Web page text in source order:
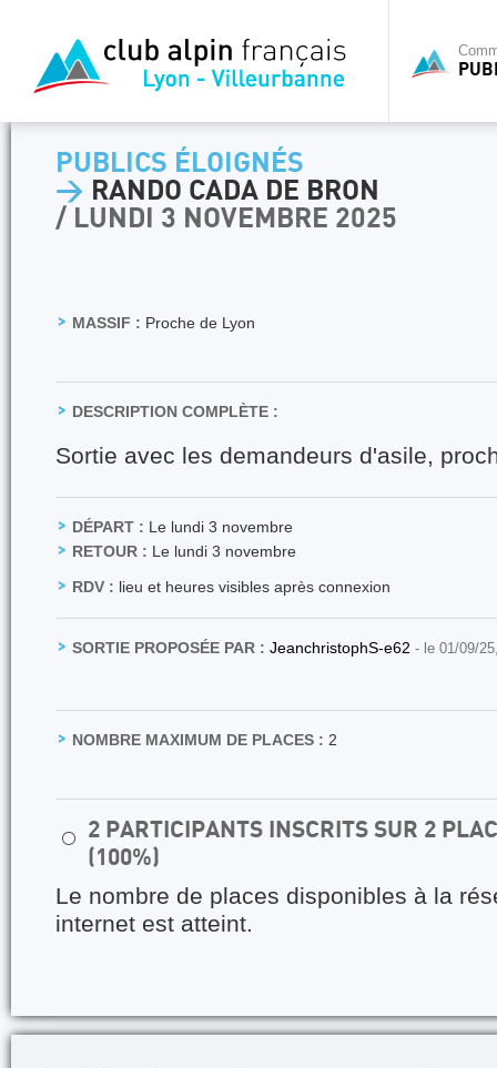
PUBLICS ÉLOIGNÉS
> RANDO CADA DE BRON
/ LUNDI 3 NOVEMBRE 2025
MASSIF : Proche de Lyon
DESCRIPTION COMPLÈTE :
Sortie avec les demandeurs d'asile,
DÉPART : Le lundi 3 novembre
RETOUR : Le lundi 3 novembre
RDV : lieu et heures visibles après connexion
SORTIE PROPOSÉE PAR : JeanchristophS-e62 - le 01/09/
NOMBRE MAXIMUM DE PLACES : 2
⚪
2 PARTICIPANTS INSCRITS SUR 2
(100%)
Le nombre de places disponibles à la
internet est atteint.